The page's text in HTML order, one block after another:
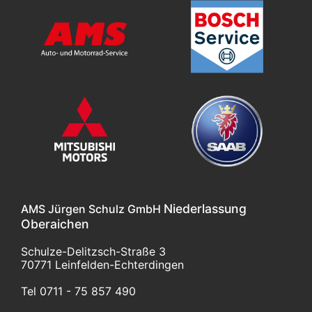
AMS Jürgen Schulz GmbH Niederlassung
Oberaichen
Schulze-Delitzsch-Straße 3
70771 Leinfelden-Echterdingen
Tel 0711 - 75 857 490